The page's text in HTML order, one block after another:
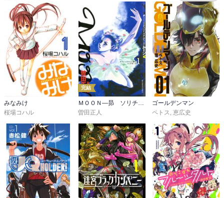
みなみけ
桜場コハル
完結
ＭＯＯＮ―昴 ソリチュード スタンディング―
曽田正人
ゴールデンマン
ペトス, 恵広史